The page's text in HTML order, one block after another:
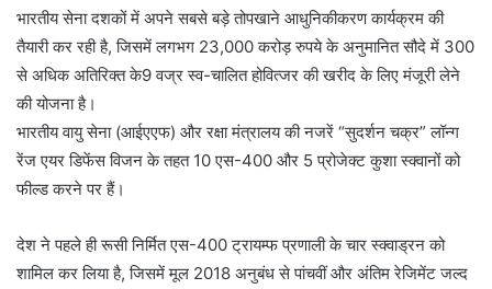
भारतीय सेना दशकों में अपने सबसे बड़े तोपखाने आधुनिकीकरण कार्यक्रम की
तैयारी कर रही है, जिसमें लगभग 23,000 करोड़ रुपये के अनुमानित सौदे में 300
से अधिक अतिरिक्त के9 वज्र स्व-चालित होवित्जर की खरीद के लिए मंजूरी लेने
की योजना है।
भारतीय वायु सेना (आईएएफ) और रक्षा मंत्रालय की नजरें “सुदर्शन चक्र” लॉन्ग
रेंज एयर डिफेंस विजन के तहत 10 एस-400 और 5 प्रोजेक्ट कुशा स्क्वानों को
फील्ड करने पर हैं।
देश ने पहले ही रूसी निर्मित एस-400 ट्रायम्फ प्रणाली के चार स्क्वाड्रन को
शामिल कर लिया है, जिसमें मूल 2018 अनुबंध से पांचवीं और अंतिम रेजिमेंट जल्द